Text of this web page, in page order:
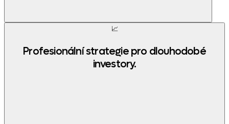
📈
Profesionální strategie pro dlouhodobé
investory.